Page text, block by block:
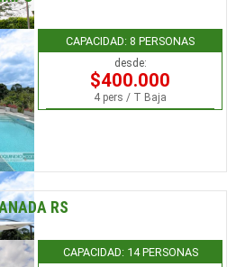
CAPACIDAD: 8 PERSONAS
desde:
$400.000
4 pers / T Baja
RS
CAPACIDAD: 14 PERSONAS